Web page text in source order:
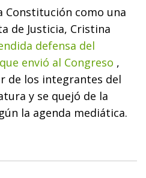
Constitución como una
de Justicia, Cristina
defensa del
envió al Congreso ,
de los integrantes del
y se quejó de la
la agenda mediática.